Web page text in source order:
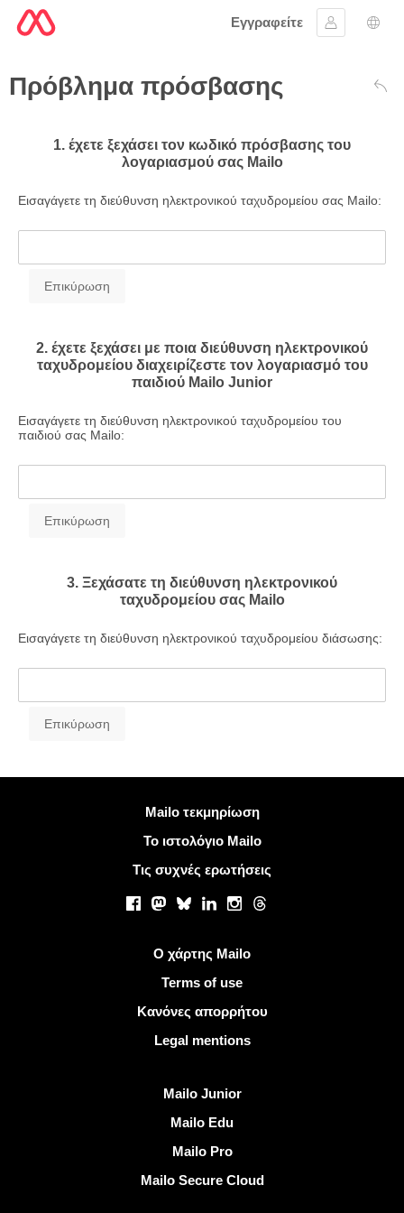
Εγγραφείτε
Συνδεθείτε
Πρόβλημα πρόσβασης
1. έχετε ξεχάσει τον κωδικό πρόσβασης του
λογαριασμού σας Mailo
Εισαγάγετε τη διεύθυνση ηλεκτρονικού ταχυδρομείου σας Mailo:
2. έχετε ξεχάσει με ποια διεύθυνση ηλεκτρονικού
ταχυδρομείου διαχειρίζεστε τον λογαριασμό του
παιδιού Mailo Junior
Εισαγάγετε τη διεύθυνση ηλεκτρονικού ταχυδρομείου του
παιδιού σας Mailo:
3. Ξεχάσατε τη διεύθυνση ηλεκτρονικού
ταχυδρομείου σας Mailo
Εισαγάγετε τη διεύθυνση ηλεκτρονικού ταχυδρομείου διάσωσης:
Περισσότερες πληροφορίες
Mailo τεκμηρίωση
Το ιστολόγιο Mailo
Τις συχνές ερωτήσεις
Κοινωνικά δίκτυα
Facebook
Mastodon
BlueskyLinkedInInstagram
Threads
Χρήσιμοι σύνδεσμοιΟ χάρτης Mailo
Terms of use
Κανόνες απορρήτου
Legal mentions
Mailo Junior
Mailo Edu
Mailo Pro
Mailo Secure Cloud